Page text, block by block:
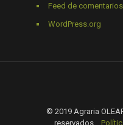
Feed de comentarios
WordPress.org
© 2019 Agraria
reservados.